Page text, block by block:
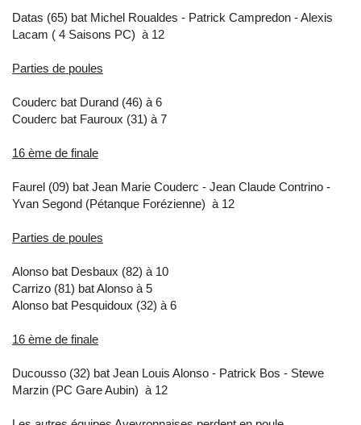
Datas (65) bat Michel Roualdes - Patrick Campredon - Alexis
Lacam ( 4 Saisons PC) à 12
Parties de poules
Couderc bat Durand (46) à 6
Couderc bat Fauroux (31) à 7
16 ème de finale
Faurel (09) bat Jean Marie Couderc - Jean Claude Contrino -
Yvan Segond (Pétanque Forézienne) à 12
Parties de poules
Alonso bat Desbaux (82) à 10
Carrizo (81) bat Alonso à 5
Alonso bat Pesquidoux (32) à 6
16 ème de finale
Ducousso (32) bat Jean Louis Alonso - Patrick Bos - Stewe
Marzin (PC Gare Aubin) à 12